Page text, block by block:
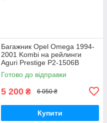
Багажник Opel Omega 1994-
2001 Kombi на рейлинги
Aguri Prestige P2-1506B
Готово до відправки
5 200 ₴ 6 050 ₴
Купити